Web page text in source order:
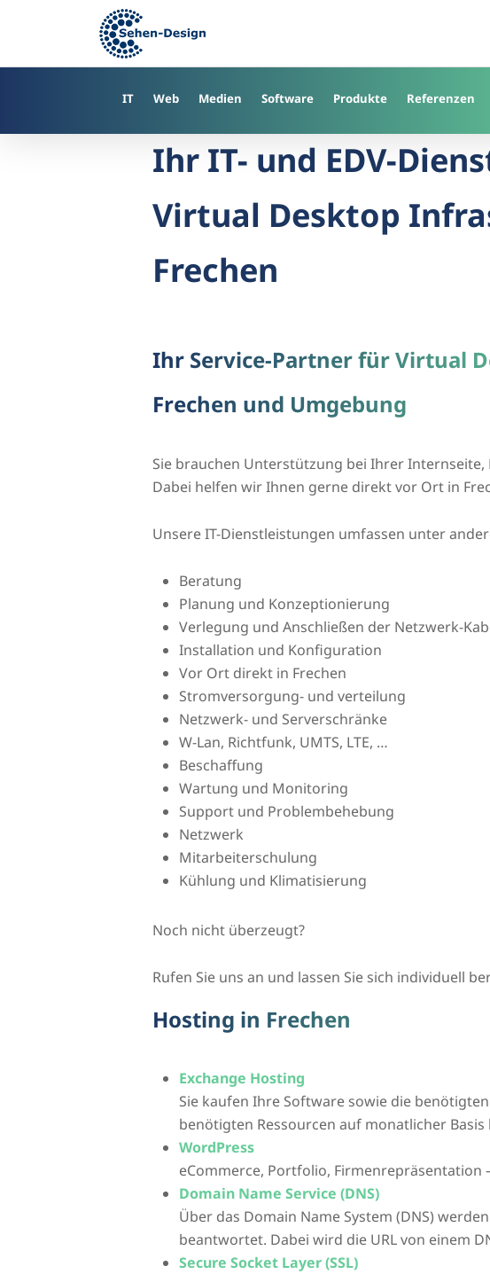
IT Web Medien Software Produkte Referenzen
Ihr IT- und EDV-
Virtual Desktop
Frechen
Ihr Service-Partner für Virtual
Frechen und Umgebung
Sie brauchen Unterstützung bei Ihrer
Dabei helfen wir Ihnen gerne direkt vor Ort in
Unsere IT-Dienstleistungen umfassen unter
Beratung
Planung und Konzeptionierung
Verlegung und Anschließen der Netzwerk-
Installation und Konfiguration
Vor Ort direkt in Frechen
Stromversorgung- und verteilung
Netzwerk- und Serverschränke
W-Lan, Richtfunk, UMTS, LTE, …
Beschaffung
Wartung und Monitoring
Support und Problembehebung
Netzwerk
Mitarbeiterschulung
Kühlung und Klimatisierung
Noch nicht überzeugt?
Rufen Sie uns an und lassen Sie sich individuell
Hosting in Frechen
Exchange Hosting
Sie kaufen Ihre Software sowie die
benötigten Ressourcen auf monatlicher Basis
WordPress
eCommerce, Portfolio, Firmenrepräsentation
Domain Name Service (DNS)
Über das Domain Name System (DNS)
beantwortet. Dabei wird die URL von einem
Secure Socket Layer (SSL)